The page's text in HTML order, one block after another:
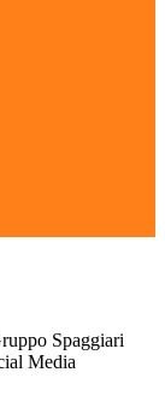
Spaggiari
Media